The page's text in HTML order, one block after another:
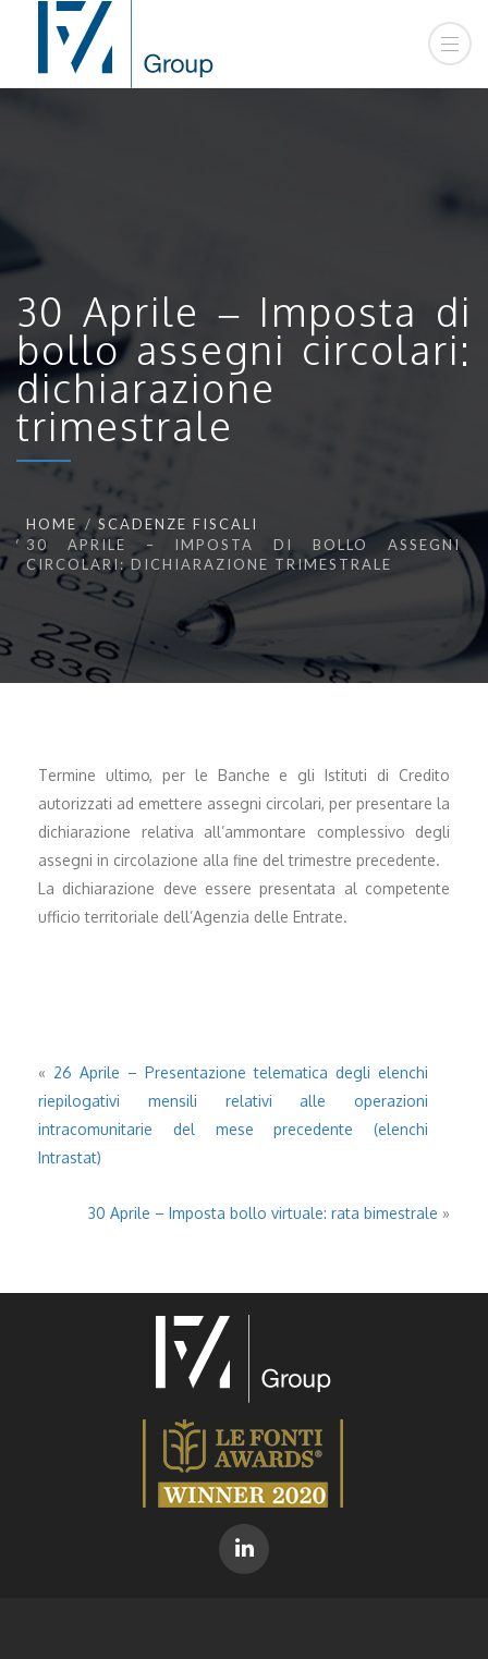
30 Aprile – Imposta di
bollo assegni circolari:
dichiarazione
trimestrale
HOME
SCADENZE FISCALI
30 APRILE – IMPOSTA DI BOLLO ASSEGNI
CIRCOLARI: DICHIARAZIONE TRIMESTRALE
Termine ultimo, per le Banche e gli Istituti di Credito
autorizzati ad emettere assegni circolari, per presentare la
dichiarazione relativa all’ammontare complessivo degli
assegni in circolazione alla fine del trimestre precedente.
La dichiarazione deve essere presentata al competente
ufficio territoriale dell’Agenzia delle Entrate.
« 26 Aprile – Presentazione telematica degli elenchi
riepilogativi mensili relativi alle operazioni
intracomunitarie del mese precedente (elenchi
Intrastat)
30 Aprile – Imposta bollo virtuale: rata bimestrale »